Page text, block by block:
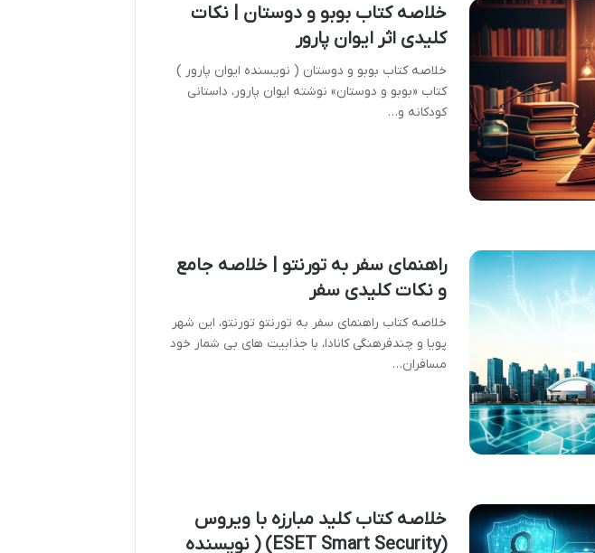
خلاصه کتاب بوبو و دوستان | نکات
کلیدی اثر ایوان پارور
خلاصه کتاب بوبو و دوستان ( نویسنده ایوان پارور )
کتاب «بوبو و دوستان» نوشته ایوان پارور، داستانی
کودکانه و…
راهنمای سفر به تورنتو | خلاصه جامع
و نکات کلیدی سفر
خلاصه کتاب راهنمای سفر به تورنتو تورنتو، این شهر
پویا و چندفرهنگی کانادا، با جذابیت های بی شمار خود
مسافران…
خلاصه کتاب کلید مبارزه با ویروس
(ESET Smart Security) ( نویسنده